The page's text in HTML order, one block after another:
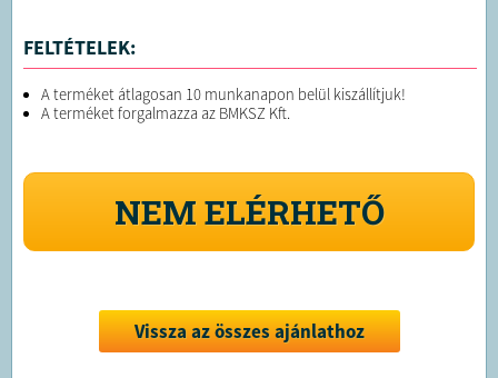
FELTÉTELEK:
A terméket átlagosan 10 munkanapon belül kiszállítjuk!
A terméket forgalmazza az BMKSZ Kft.
NEM ELÉRHETŐ
Vissza az összes ajánlathoz